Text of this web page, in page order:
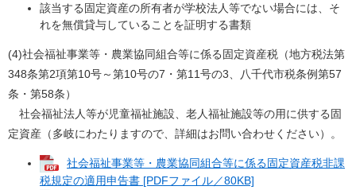
該当する固定資産の所有者が学校法人等でない場合には、そ
れを無償貸与していることを証明する書類
(4)社会福祉事業等・農業協同組合等に係る固定資産税（地方税法第
348条第2項第10号～第10号の7・第11号の3、八千代市税条例第57
条・第58条）
社会福祉法人等が児童福祉施設、老人福祉施設等の用に供する固
定資産（多岐にわたりますので、詳細はお問い合わせください）。
社会福祉事業等・農業協同組合等に係る固定資産税非課
税規定の適用申告書 [PDFファイル／80KB]